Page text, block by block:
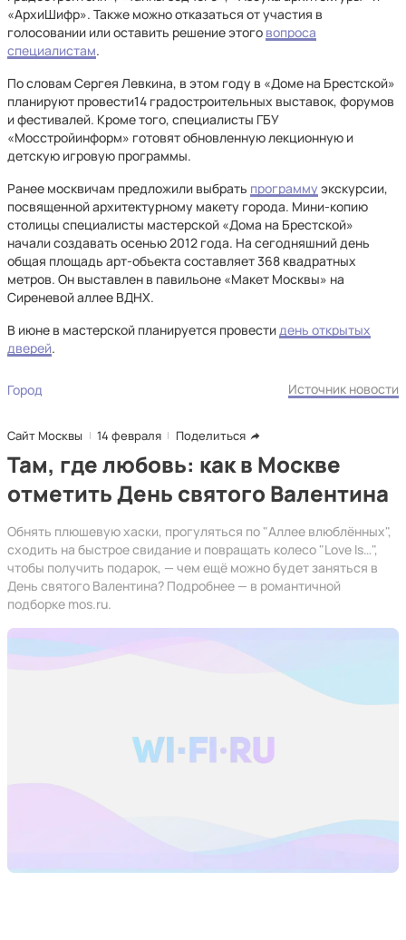
«АрхиШифр». Также можно отказаться от участия в
голосовании или оставить решение этого вопроса
специалистам.
По словам Сергея Левкина, в этом году в «Доме на Брестской»
планируют провести14 градостроительных выставок, форумов
и фестивалей. Кроме того, специалисты ГБУ
«Мосстройинформ» готовят обновленную лекционную и
детскую игровую программы.
Ранее москвичам предложили выбрать программу экскурсии,
посвященной архитектурному макету города. Мини-копию
столицы специалисты мастерской «Дома на Брестской»
начали создавать осенью 2012 года. На сегодняшний день
общая площадь арт-объекта составляет 368 квадратных
метров. Он выставлен в павильоне «Макет Москвы» на
Сиреневой аллее ВДНХ.
В июне в мастерской планируется провестидень открытых
дверей.
Город Источник новости
Сайт Москвы 14 февраля Поделиться
Там, где любовь: как в Москве
отметить День святого Валентина
Обнять плюшевую хаски, прогуляться по "Аллее влюблённых",
сходить на быстрое свидание и повращать колесо "Love Is…",
чтобы получить подарок, — чем ещё можно будет заняться в
День святого Валентина? Подробнее — в романтичной
подборке mos.ru.